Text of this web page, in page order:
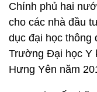
Chính phủ hai
cho các nhà đầu
dục đại học thông
Trường Đại học Y
Hưng Yên năm